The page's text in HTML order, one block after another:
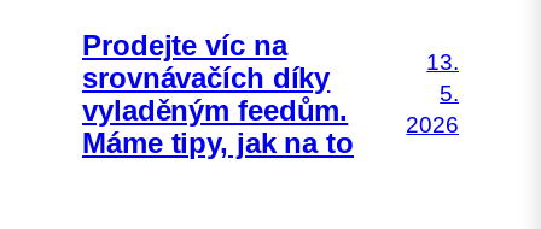
Prodejte víc na
srovnávačích díky
vyladěným feedům.
Máme tipy, jak na to
13.
5.
2026